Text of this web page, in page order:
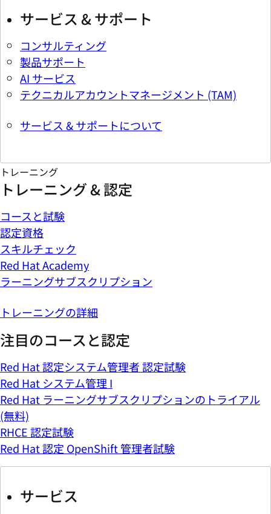
サービス & サポート
コンサルティング
製品サポート
AI サービス
テクニカルアカウントマネージメント (TAM)
サービス & サポートについて
トレーニング
トレーニング & 認定
コースと試験
認定資格
スキルチェック
Red Hat Academy
ラーニングサブスクリプション
トレーニングの詳細
注目のコースと認定
Red Hat 認定システム管理者 認定試験
Red Hat システム管理 I
Red Hat ラーニングサブスクリプションのトライアル
(無料)
RHCE 認定試験
Red Hat 認定 OpenShift 管理者試験
サービス